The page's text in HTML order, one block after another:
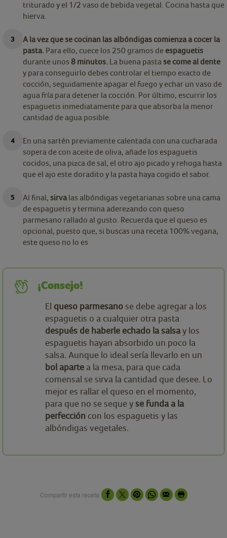
triturado y el 1/2 vaso de bebida vegetal. Cocina hasta que
hierva.
A la vez que se cocinan las albóndigas comienza a cocer la
pasta. Para ello, cuece los 250 gramos de espaguetis
durante unos 8 minutos. La buena pasta se come al dente
y para conseguirlo debes controlar el tiempo exacto de
cocción, seguidamente apagar el fuego y echar un vaso de
agua fría para detener la cocción. Por último, escurrir los
espaguetis inmediatamente para que absorba la menor
cantidad de agua posible.
En una sartén previamente calentada con una cucharada
sopera de con aceite de oliva, añade los espaguetis
cocidos, una pizca de sal, el otro ajo picado y rehoga hasta
que el ajo este doradito y la pasta haya cogido el sabor.
Al final, sirva las albóndigas vegetarianas sobre una cama
de espaguetis y termina aderezando con queso
parmesano rallado al gusto. Recuerda que el queso es
opcional, puesto que, si buscas una receta 100% vegana,
este queso no lo es
¡Consejo!
El queso parmesano se debe agregar a los
espaguetis o a cualquier otra pasta
después de haberle echado la salsay los
espaguetis hayan absorbido un poco la
salsa. Aunque lo ideal sería llevarlo en un
bol aparte a la mesa, para que cada
comensal se sirva la cantidad que desee. Lo
mejor es rallar el queso en el momento,
para que no se seque y se funda a la
perfección con los espaguetis y las
albóndigas vegetales.
Compartir esta receta